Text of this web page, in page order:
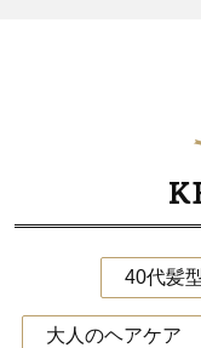
40代髪
大人のヘアケア